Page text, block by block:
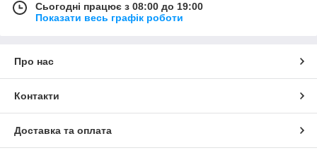
Сьогодні працює з 08:00 до 19:00
Показати весь графік роботи
Про нас
Контакти
Доставка та оплата